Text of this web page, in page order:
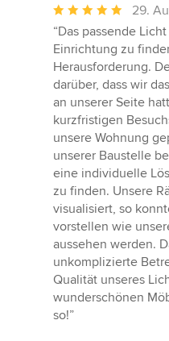
Durchschnittliche
Bewertung:
5
von
5
Sternen
29.
“Das passende
Einrichtung zu
Herausforderung.
darüber, dass wir
an unserer Seite
kurzfristigen
unsere Wohnung
unserer Baustelle
eine individuelle
zu finden. Unsere
visualisiert, so
vorstellen wie
aussehen werden.
unkomplizierte
Qualität unseres
wunderschönen
so!”